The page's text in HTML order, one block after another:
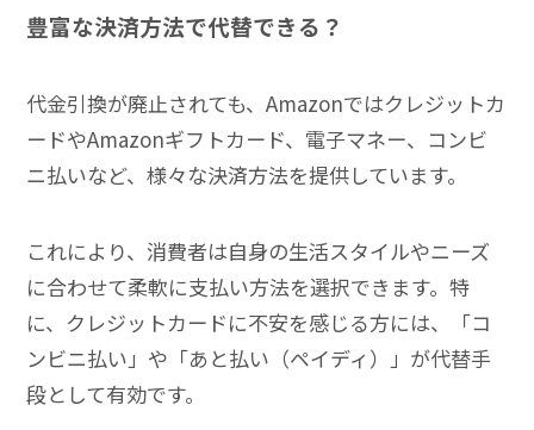
豊富な決済方法で代替できる？
代金引換が廃止されても、Amazonではクレジットカ
ードやAmazonギフトカード、電子マネー、コンビ
ニ払いなど、様々な決済方法を提供しています。
これにより、消費者は自身の生活スタイルやニーズ
に合わせて柔軟に支払い方法を選択できます。特
に、クレジットカードに不安を感じる方には、「コ
ンビニ払い」や「あと払い（ペイディ）」が代替手
段として有効です。